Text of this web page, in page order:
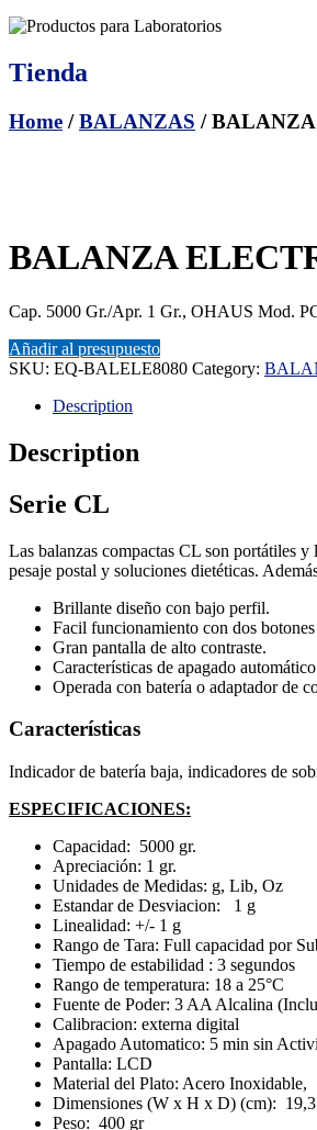
Tienda
Home /BALANZAS /
BALANZA
Cap. 5000 Gr./Apr. 1 Gr., OHAUS Mod.
Añadir al presupuesto
SKU: EQ-BALELE8080 Category:
Description
Description
Serie CL
Las balanzas compactas CL son portátiles
pesaje postal y soluciones dietéticas.
Brillante diseño con bajo perfil.
Facil funcionamiento con dos
Gran pantalla de alto contraste.
Características de apagado
Operada con batería o adaptador de
Características
Indicador de batería baja, indicadores de
ESPECIFICACIONES:
Capacidad: 5000 gr.
Apreciación: 1 gr.
Unidades de Medidas: g, Lib, Oz
Estandar de Desviacion: 1 g
Linealidad: +/- 1 g
Rango de Tara: Full capacidad por
Tiempo de estabilidad : 3 segundos
Rango de temperatura: 18 a 25°C
Fuente de Poder: 3 AA Alcalina
Calibracion: externa digital
Apagado Automatico: 5 min sin
Pantalla: LCD
Material del Plato: Acero Inoxidable,
Dimensiones (W x H x D) (cm):
Peso: 400 gr